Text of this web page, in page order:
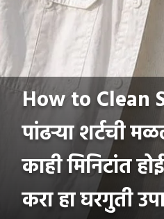
How to Clean
पांढऱ्या शर्टची
काही मिनिटांत
करा हा घरगुती